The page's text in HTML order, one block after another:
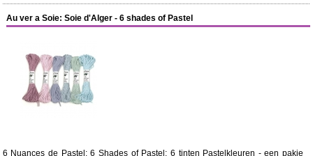
Au ver a Soie: Soie d'Alger - 6 shades of Pastel
6 Nuances de Pastel; 6 Shades of Pastel; 6 tinten Pastelkleuren - een pakje